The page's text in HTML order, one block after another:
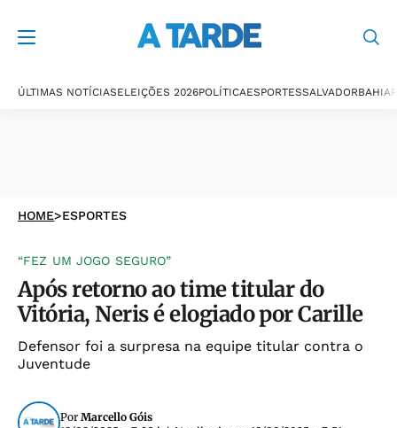
ÚLTIMAS NOTÍCIASELEIÇÕES 2026POLÍTICAESPORTESSALVADORBAHIA
HOME>ESPORTES
“FEZ UM JOGO SEGURO”
Após retorno ao time titular do
Vitória, Neris é elogiado por Carille
Defensor foi a surpresa na equipe titular contra o
Juventude
Por Marcello Góis